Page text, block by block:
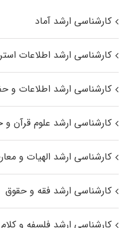
کارشناسی ارشد آماد
کارشناسی ارشد اطلاعات
کارشناسی ارشد اطلاعات و
کارشناسی ارشد علوم قرآن
کارشناسی ارشد الهیات و
کارشناسی ارشد فقه و حقوق
کارشناسی ارشد فلسفه و